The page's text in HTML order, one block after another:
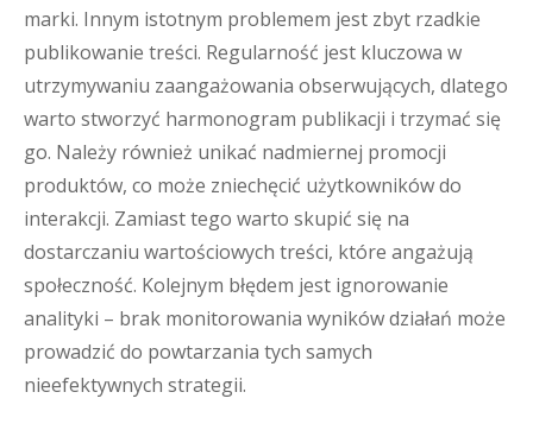
marki. Innym istotnym problemem jest zbyt rzadkie
publikowanie treści. Regularność jest kluczowa w
utrzymywaniu zaangażowania obserwujących, dlatego
warto stworzyć harmonogram publikacji i trzymać się
go. Należy również unikać nadmiernej promocji
produktów, co może zniechęcić użytkowników do
interakcji. Zamiast tego warto skupić się na
dostarczaniu wartościowych treści, które angażują
społeczność. Kolejnym błędem jest ignorowanie
analityki – brak monitorowania wyników działań może
prowadzić do powtarzania tych samych
nieefektywnych strategii.